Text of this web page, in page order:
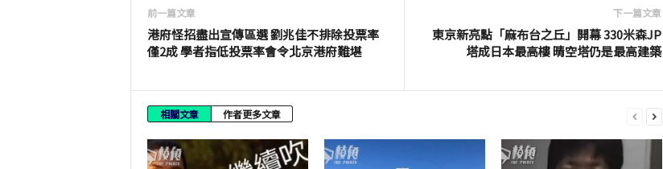
前一篇文章
港府怪招盡出宣傳區選 劉兆佳不排除投票率
僅2成 學者指低投票率會令北京港府難堪
下一篇文章
東京新亮點「麻布台之丘」開幕 330米森JP
塔成日本最高樓 晴空塔仍是最高建築
相關文章 作者更多文章